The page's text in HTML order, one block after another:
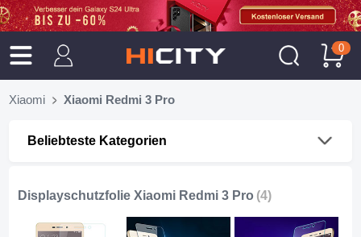
0
Xiaomi Xiaomi Redmi 3 Pro
Beliebteste Kategorien
Displayschutzfolie Xiaomi Redmi 3 Pro (4)